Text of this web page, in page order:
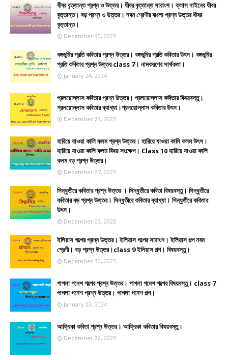
ধীবর বৃত্তান্ত প্রশ্ন ও উত্তর। ধীবর বৃত্তান্ত সারাংশ। ক্লাস নাইনের ধীবর
বৃত্তান্ত। বড় প্রশ্ন ও উত্তর। নবম শ্রেণীর বাংলা প্রশ্ন উত্তর ধীবর
বৃত্তান্ত।
December 30, 2023
বঙ্গভূমির প্রতি কবিতার প্রশ্ন উত্তর। বঙ্গভূমির প্রতি কবিতার উৎস। বঙ্গভূমির
প্রতি কবিতার প্রশ্ন উত্তর class 7। নামকরণের সার্থকতা।
January 24, 2024
প্রলয়োল্লাস কবিতার প্রশ্ন উত্তর। প্রলয়োল্লাস কবিতার বিষয়বস্তু।
প্রলয়োল্লাস কবিতার ব্যাখ্যা।প্রলয়োল্লাস কবিতার উৎস।
December 23, 2023
হারিয়ে যাওয়া কালি কলম প্রশ্ন উত্তর। হারিয়ে যাওয়া কালি কলম উৎস।
হারিয়ে যাওয়া কালি কলম বিষয় সংক্ষেপ। Class 10 হারিয়ে যাওয়া কালি
কলম বড় প্রশ্ন উত্তর।
December 27, 2023
সিন্ধুতীরে কবিতার প্রশ্ন উত্তর । সিন্ধুতীরে কবিতা বিষয়বস্তু। সিন্ধুতীরে
কবিতার বড় প্রশ্ন উত্তর। সিন্ধুতীরে কবিতার ব্যাখ্যা। সিন্ধুতীরে কবিতার
উৎস।
December 03, 2023
ইলিয়াস গল্পের প্রশ্ন উত্তর। ইলিয়াস গল্পের সারাংশ। ইলিয়াস গল্প নবম
শ্রেণী। বড় প্রশ্ন উত্তর।class 9 ইলিয়াস গল্প। বিষয়বস্তু।
December 30, 2023
পাগলা গনেশ গল্পের প্রশ্ন উত্তর। পাগলা গনেশ গল্পের বিষয়বস্তু। class 7
পাগলা গনেশ প্রশ্ন উত্তর। পাগলা গনেশ গল্প।
January 23, 2024
আফ্রিকা কবিতা প্রশ্ন উত্তর। আফ্রিকা কবিতার বিষয়বস্তু।
December 22, 2023